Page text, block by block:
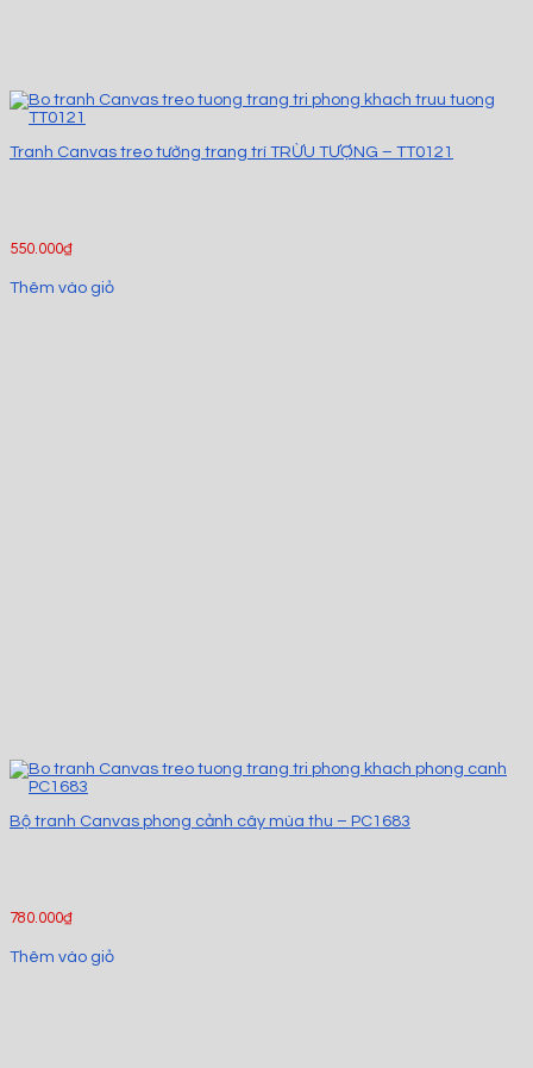
Tranh Canvas treo tường trang trí TRỪU TƯỢNG – TT0121
550.000₫
Thêm vào giỏ
Bộ tranh Canvas phong cảnh cây mùa thu – PC1683
780.000₫
Thêm vào giỏ